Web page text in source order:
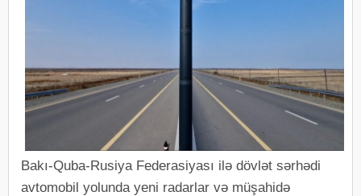
Bakı-Quba-Rusiya Federasiyası ilə dövlət sərhədi
avtomobil yolunda yeni radarlar və müşahidə